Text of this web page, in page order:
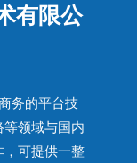
有限公
务的平台技
领域与国内
，可提供一整